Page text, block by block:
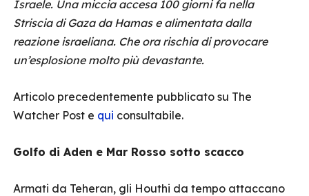
Israele. Una miccia accesa 100 giorni fa nella
Striscia di Gaza da Hamas e alimentata dalla
reazione israeliana. Che ora rischia di provocare
un’esplosione molto più devastante.
Articolo precedentemente pubblicato su The
Watcher Post e qui consultabile.
Golfo di Aden e Mar Rosso sotto scacco
Armati da Teheran, gli Houthi da tempo attaccano